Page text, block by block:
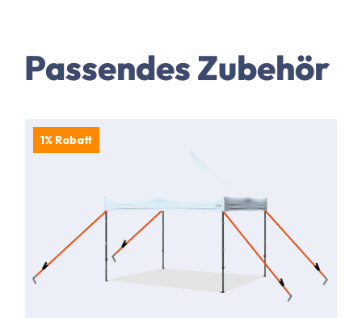
Passendes Zubehör
1% Rabatt